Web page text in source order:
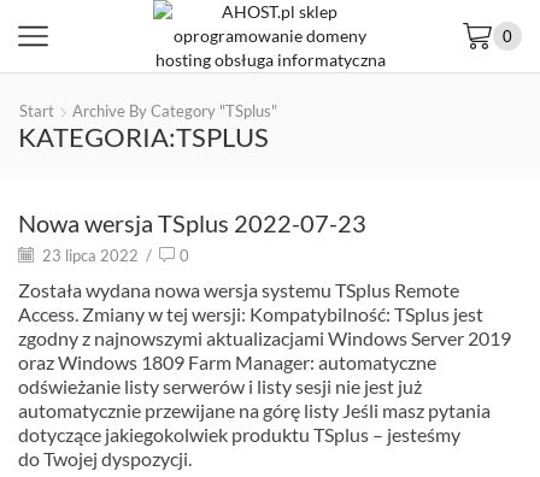
0
Start Archive By Category "TSplus"
KATEGORIA:TSPLUS
Nowa wersja TSplus 2022-07-23
23 lipca 2022 / 0
Została wydana nowa wersja systemu TSplus Remote
Access. Zmiany w tej wersji: Kompatybilność: TSplus jest
zgodny z najnowszymi aktualizacjami Windows Server 2019
oraz Windows 1809 Farm Manager: automatyczne
odświeżanie listy serwerów i listy sesji nie jest już
automatycznie przewijane na górę listy Jeśli masz pytania
dotyczące jakiegokolwiek produktu TSplus – jesteśmy
do Twojej dyspozycji.